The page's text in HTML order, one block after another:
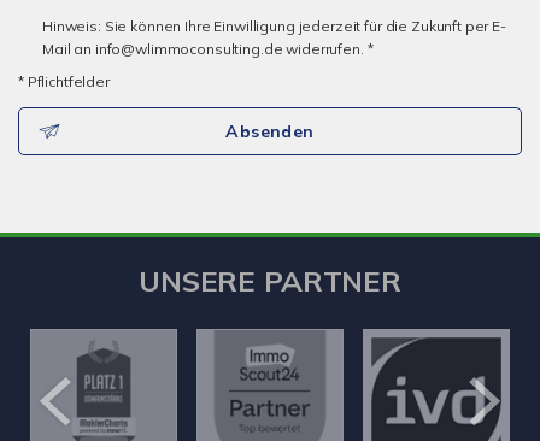
Hinweis: Sie können Ihre Einwilligung jederzeit für die Zukunft per E-
Mail an info@wlimmoconsulting.de widerrufen. *
* Pflichtfelder
Absenden
UNSERE PARTNER